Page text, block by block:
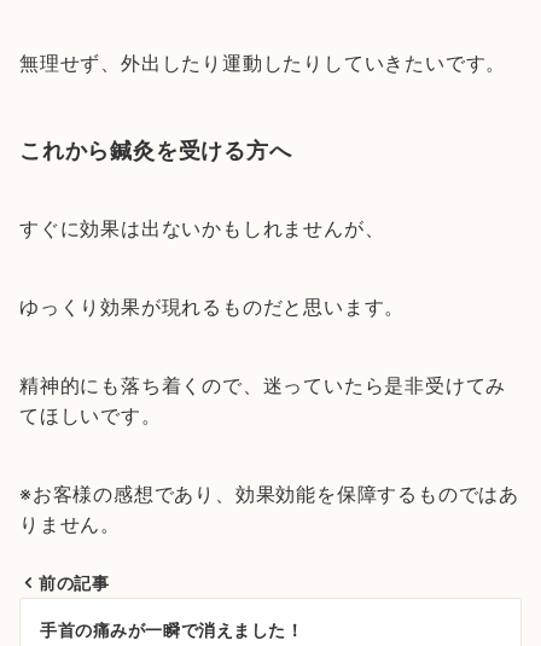
無理せず、外出したり運動したりしていきたいです。
これから鍼灸を受ける方へ
すぐに効果は出ないかもしれませんが、
ゆっくり効果が現れるものだと思います。
精神的にも落ち着くので、迷っていたら是非受けてみ
てほしいです。
※お客様の感想であり、効果効能を保障するものではあ
りません。
投
前の記事
手首の痛みが一瞬で消えました！